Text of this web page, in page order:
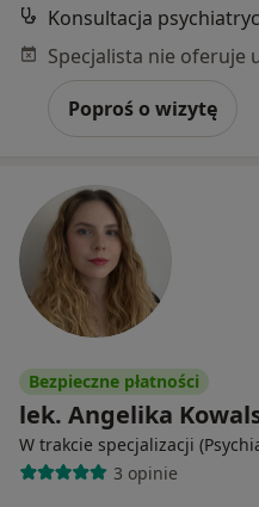
Konsultacja
Poproś o wizytę
Bezpieczne płatności
lek. Angelika
W trakcie specjalizacji
3 opinie